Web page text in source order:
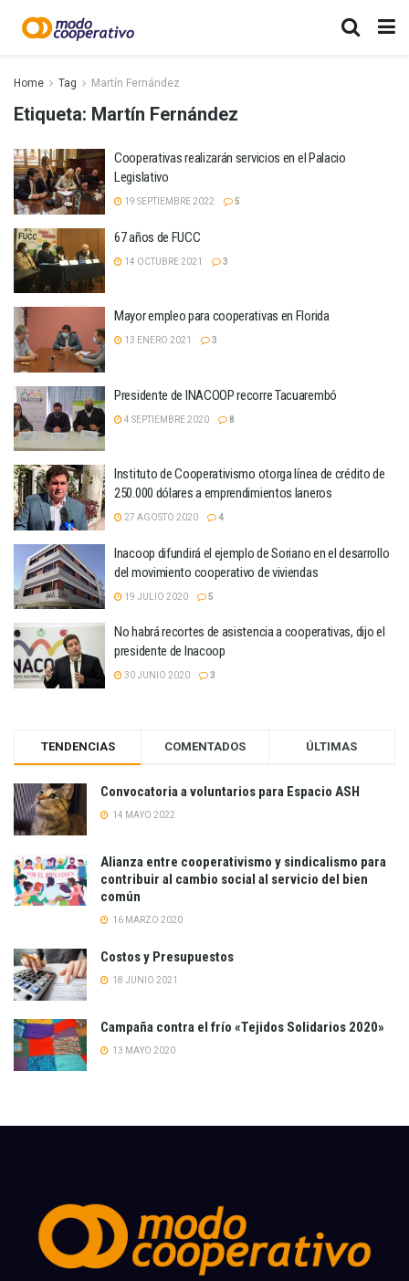
Home Tag Martín Fernández
Etiqueta: Martín Fernández
Cooperativas realizarán servicios en el Palacio
Legislativo
19 SEPTIEMBRE 2022 5
67 años de FUCC
14 OCTUBRE 2021 3
Mayor empleo para cooperativas en Florida
13 ENERO 2021 3
Presidente de INACOOP recorre Tacuarembó
4 SEPTIEMBRE 2020 8
Instituto de Cooperativismo otorga línea de crédito de
250.000 dólares a emprendimientos laneros
27 AGOSTO 2020 4
Inacoop difundirá el ejemplo de Soriano en el desarrollo
del movimiento cooperativo de viviendas
19 JULIO 2020 5
No habrá recortes de asistencia a cooperativas, dijo el
presidente de Inacoop
30 JUNIO 2020 3
TENDENCIAS COMENTADOS ÚLTIMAS
Convocatoria a voluntarios para Espacio ASH
14 MAYO 2022
Alianza entre cooperativismo y sindicalismo para
contribuir al cambio social al servicio del bien
común
16 MARZO 2020
Costos y Presupuestos
18 JUNIO 2021
Campaña contra el frío «Tejidos Solidarios 2020»
13 MAYO 2020